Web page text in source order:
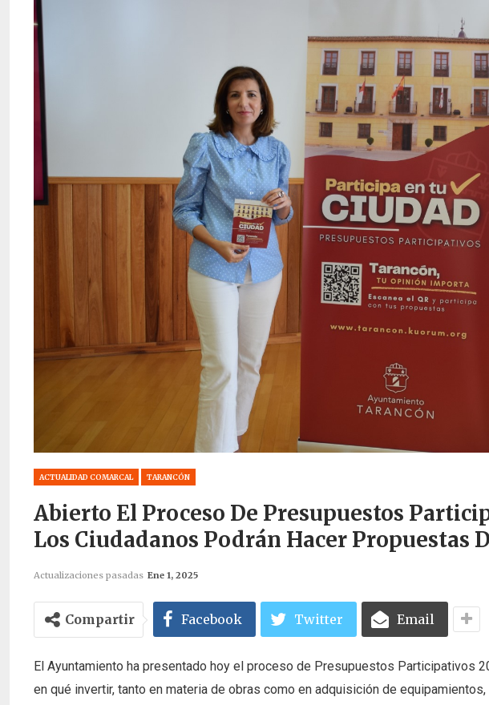
ACTUALIDAD COMARCAL TARANCÓN
Abierto El Proceso De Presupuestos
Los Ciudadanos Podrán Hacer Propuestas
Actualizaciones pasadas Ene 1, 2025
Compartir Facebook Twitter Email
El Ayuntamiento ha presentado hoy el proceso de Presupuestos Participativos
en qué invertir, tanto en materia de obras como en adquisición de